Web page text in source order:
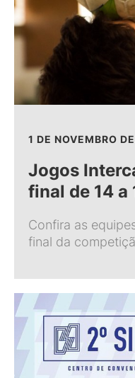
1 DE NOVEMBRO
Jogos
final de 14 a
Confira as
final da